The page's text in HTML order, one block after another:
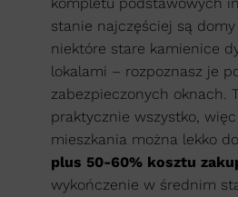
kompletu podstawowych
stanie najczęściej są
niektóre stare kamienice
lokalami – rozpoznasz je
zabezpieczonych oknach.
praktycznie wszystko,
mieszkania można lekko
plus 50-60% kosztu
wykończenie w średnim